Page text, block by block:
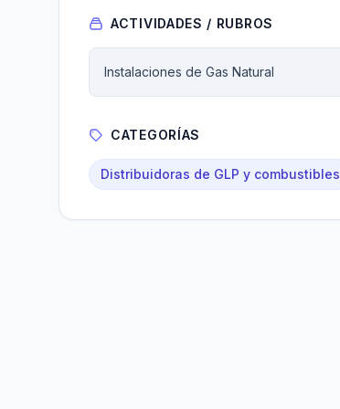
ACTIVIDADES / RUBROS
Instalaciones de Gas Natural
CATEGORÍAS
Distribuidoras de GLP y combustibles